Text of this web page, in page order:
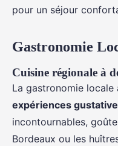
pour un séjour
Gastronomie
Cuisine régionale à
La gastronomie locale
expériences
incontournables,
Bordeaux ou les